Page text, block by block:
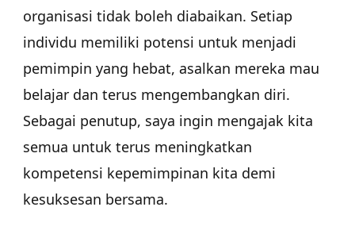
organisasi tidak boleh diabaikan. Setiap
individu memiliki potensi untuk menjadi
pemimpin yang hebat, asalkan mereka mau
belajar dan terus mengembangkan diri.
Sebagai penutup, saya ingin mengajak kita
semua untuk terus meningkatkan
kompetensi kepemimpinan kita demi
kesuksesan bersama.